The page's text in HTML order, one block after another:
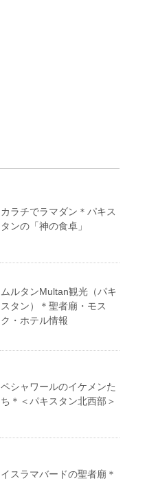
カラチでラマダン＊パキス
タンの「神の食卓」
ムルタンMultan観光（パキ
スタン）＊聖者廟・モス
ク・ホテル情報
ペシャワールのイケメンた
ち＊＜パキスタン北西部＞
イスラマバードの聖者廟＊